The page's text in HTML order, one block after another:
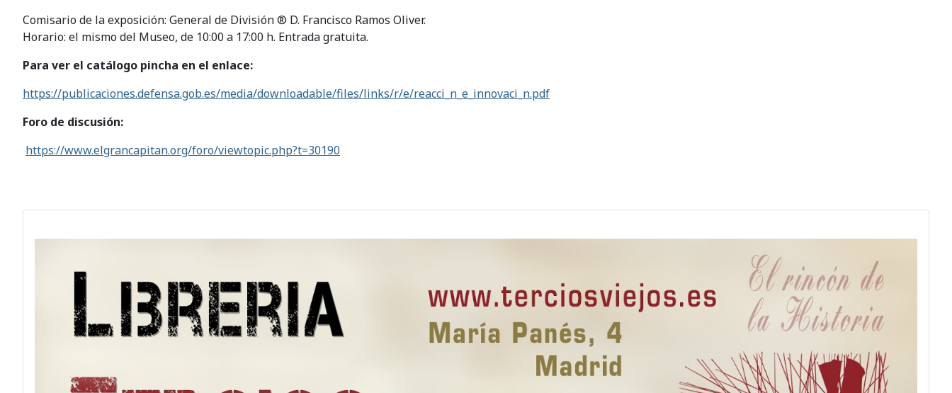
Comisario de la exposición: General de División ® D. Francisco Ramos Oliver.
Horario: el mismo del Museo, de 10:00 a 17:00 h. Entrada gratuita.
Para ver el catálogo pincha en el enlace:
https://publicaciones.defensa.gob.es/media/downloadable/files/links/r/e/reacci_n_e_innovaci_n.pdf
Foro de discusión:
https://www.elgrancapitan.org/foro/viewtopic.php?t=30190